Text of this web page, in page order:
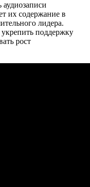
их содержание в
лидера.
поддержку
рост